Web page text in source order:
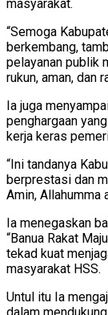
masyarakat.
“Semoga
berkembang,
pelayanan publik
rukun, aman, dan
Ia juga
penghargaan
kerja keras
“Ini tandanya
berprestasi dan
Amin, Allahumma
Ia menegaskan
“Banua Rakat
tekad kuat
masyarakat HSS.
Untul itu Ia